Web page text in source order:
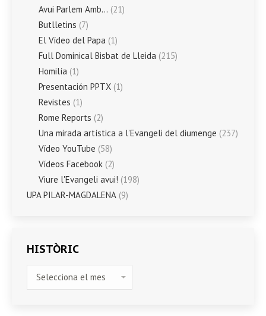
Avui Parlem Amb… (21)
Butlletins (7)
El Vídeo del Papa (1)
Full Dominical Bisbat de Lleida (215)
Homilía (1)
Presentación PPTX (1)
Revistes (1)
Rome Reports (2)
Una mirada artística a l’Evangeli del diumenge (237)
Vídeo YouTube (58)
Vídeos Facebook (2)
Viure l'Evangeli avui! (198)
UPA PILAR-MAGDALENA (9)
HISTÒRIC